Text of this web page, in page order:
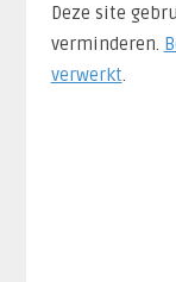
Deze site
verminderen.
verwerkt.